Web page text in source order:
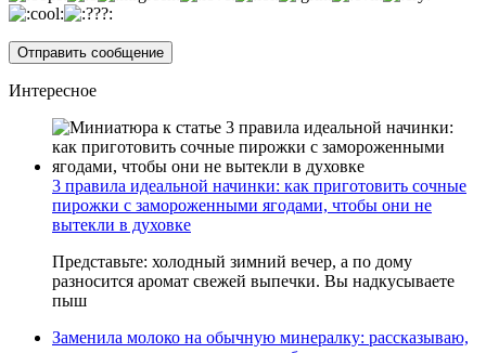
Интересное
3 правила идеальной начинки: как приготовить сочные
пирожки с замороженными ягодами, чтобы они не
вытекли в духовке
Представьте: холодный зимний вечер, а по дому
разносится аромат свежей выпечки. Вы надкусываете
пыш
Заменила молоко на обычную минералку: рассказываю,